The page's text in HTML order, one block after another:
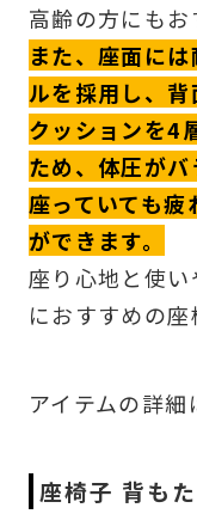
高齢の方にもお
また、座面に
ルを採用し、
クッションを4
ため、体圧が
座っていても
ができます。
座り心地と使
におすすめの座
アイテムの詳細
座椅子 背も